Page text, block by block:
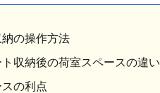
の操作方法
収納後の荷室スペースの違い
の利点